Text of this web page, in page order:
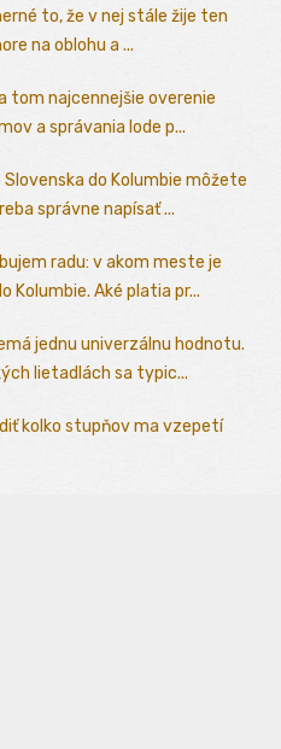
to, že v nej stále žije ten
na oblohu a ...
tom najcennejšie overenie
a správania lode p...
Slovenska do Kolumbie môžete
správne napísať ...
radu: v akom meste je
Kolumbie. Aké platia pr...
jednu univerzálnu hodnotu.
lietadlách sa typic...
kolko stupňov ma vzepetí